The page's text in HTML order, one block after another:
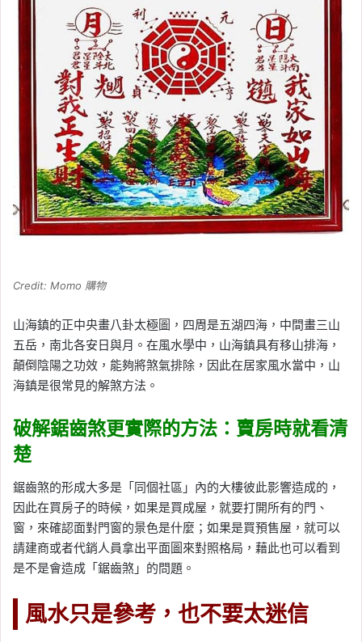
Credit: Momo 購物
山海鎮的正中央畫八卦太極圖，四周是五湖四海，中間畫三山
五岳，南北各安日與月。在風水學中，山海鎮具有移山排海，
顛倒陰陽之功效，能夠將煞氣排除，因此在居家風水當中，山
海鎮是很常見的解煞方法。
破解鋸齒煞更實際的方法：賣房時就看清
楚
鋸齒煞的形成大多是「同個社區」內的大樓彼此影響造成的，
因此在買房子的時候，如果是買成屋，就要打開所有的門、
窗，來確認面對門窗的景色是什麼；如果是買預售屋，就可以
請建商或者代銷人員拿出平面圖來對照格局，藉此也可以看到
是不是會造成「鋸齒煞」的問題。
風水只是參考，也不要太迷信